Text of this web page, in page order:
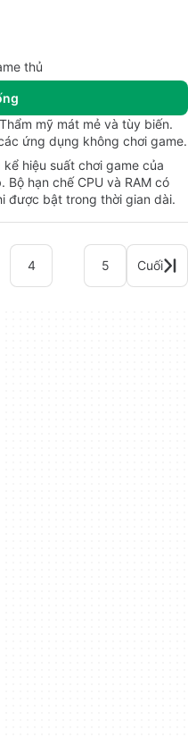
thủ
mỹ mát mẻ và tùy biến.
ứng dụng không chơi game.
hiệu suất chơi game của
hạn chế CPU và RAM có
được bật trong thời gian dài.
4 5 Cuối